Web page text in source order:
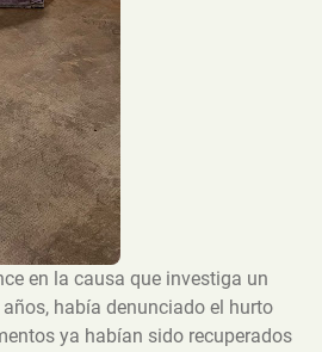
en la causa que investiga un
había denunciado el hurto
ya habían sido recuperados